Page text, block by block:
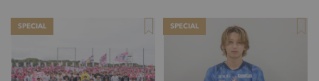
SPECIAL SPECIAL